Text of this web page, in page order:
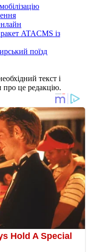
ATACMS із
поїзд
текст і
про це редакцію.